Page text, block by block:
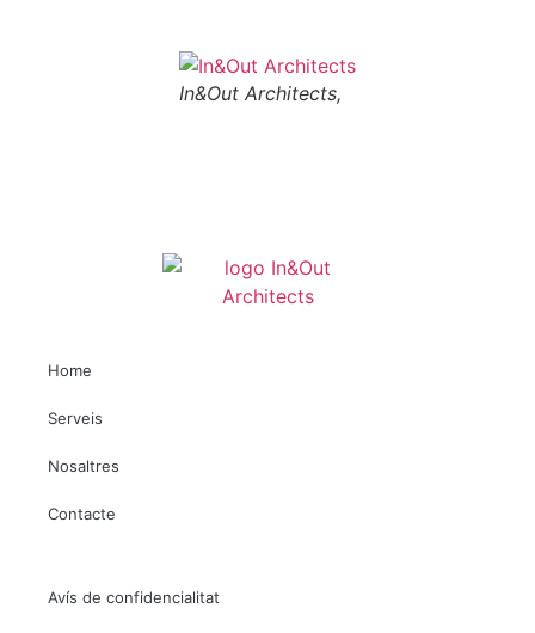
In&Out Architects,
Home
Serveis
Nosaltres
Contacte
Avís de confidencialitat